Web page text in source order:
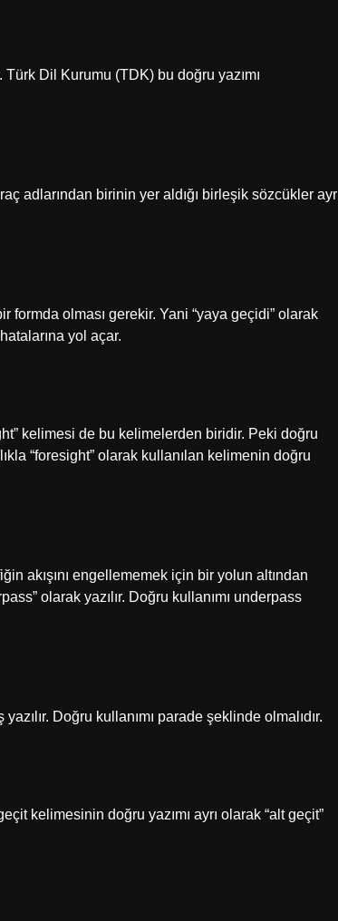
Türk Dil Kurumu (TDK) bu doğru yazımı
adlarından birinin yer aldığı birleşik sözcükler
olması gerekir. Yani “yaya geçidi” olarak
yol açar.
kelimesi de bu kelimelerden biridir. Peki doğru
“foresight” olarak kullanılan kelimenin doğru
akışını engellememek için bir yolun altından
olarak yazılır. Doğru kullanımı underpass
Doğru kullanımı parade şeklinde olmalıdır.
kelimesinin doğru yazımı ayrı olarak “alt geçit”